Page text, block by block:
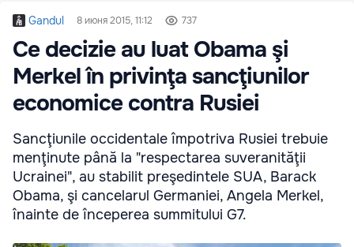
Gandul 8 июня 2015, 11:12 737
Ce decizie au luat Obama şi
Merkel în privinţa sancţiunilor
economice contra Rusiei
Sancţiunile occidentale împotriva Rusiei trebuie
menţinute până la "respectarea suveranităţii
Ucrainei", au stabilit preşedintele SUA, Barack
Obama, şi cancelarul Germaniei, Angela Merkel,
înainte de începerea summitului G7.